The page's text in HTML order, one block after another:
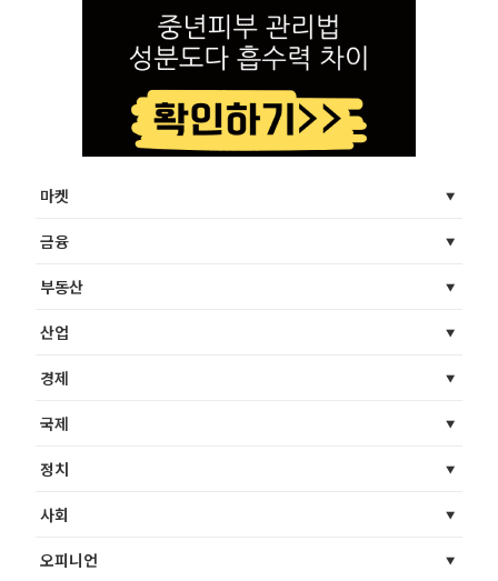
마켓
금융
부동산
산업
경제
국제
정치
사회
오피니언